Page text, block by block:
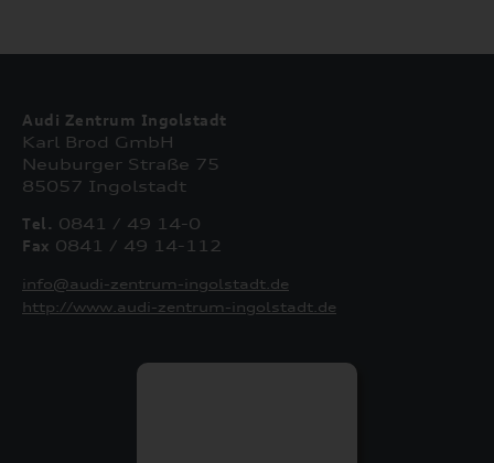
Audi Zentrum Ingolstadt
Karl Brod GmbH
Neuburger Straße 75
85057 Ingolstadt
Tel. 0841 / 49 14-0
Fax 0841 / 49 14-112
info@audi-zentrum-ingolstadt.de
http://www.audi-zentrum-ingolstadt.de